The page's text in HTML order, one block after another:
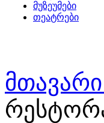
მუზეუმები
თეატრები
მთავარი